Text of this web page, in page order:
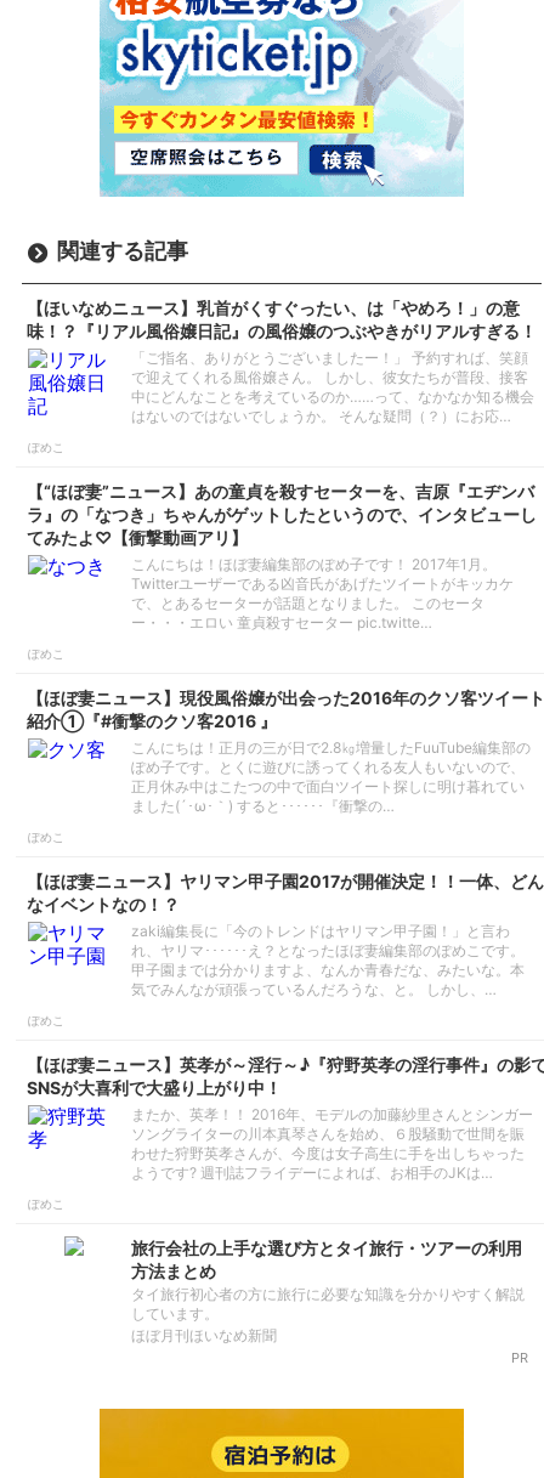
関連する記事
【ほいなめニュース】乳首がくすぐったい、は「やめろ！」の意
味！？『リアル風俗嬢日記』の風俗嬢のつぶやきがリアルすぎる！
「ご指名、ありがとうございましたー！」 予約すれば、笑顔
で迎えてくれる風俗嬢さん。 しかし、彼女たちが普段、接客
中にどんなことを考えているのか……って、なかなか知る機会
はないのではないでしょうか。 そんな疑問（？）にお応…
ぽめこ
【“ほぼ妻”ニュース】あの童貞を殺すセーターを、吉原『エヂンバ
ラ』の「なつき」ちゃんがゲットしたというので、インタビューし
てみたよ♡【衝撃動画アリ】
こんにちは！ほぼ妻編集部のぽめ子です！ 2017年1月。
Twitterユーザーである凶音氏があげたツイートがキッカケ
で、とあるセーターが話題となりました。 このセータ
ー・・・エロい 童貞殺すセーター pic.twitte…
ぽめこ
【ほぼ妻ニュース】現役風俗嬢が出会った2016年のクソ客ツイート
紹介①『#衝撃のクソ客2016 』
こんにちは！正月の三が日で2.8㎏増量したFuuTube編集部の
ぽめ子です。とくに遊びに誘ってくれる友人もいないので、
正月休み中はこたつの中で面白ツイート探しに明け暮れてい
ました(´･ω･｀) すると･･････『衝撃の…
ぽめこ
【ほぼ妻ニュース】ヤリマン甲子園2017が開催決定！！一体、どん
なイベントなの！？
zaki編集長に「今のトレンドはヤリマン甲子園！」と言わ
れ、ヤリマ･･････え？となったほぼ妻編集部のぽめこです。
甲子園までは分かりますよ、なんか青春だな、みたいな。本
気でみんなが頑張っているんだろうな、と。 しかし、…
ぽめこ
【ほぼ妻ニュース】英孝が～淫行～♪『狩野英孝の淫行事件』の影
SNSが大喜利で大盛り上がり中！
またか、英孝！！ 2016年、モデルの加藤紗里さんとシンガー
ソングライターの川本真琴さんを始め、６股騒動で世間を賑
わせた狩野英孝さんが、今度は女子高生に手を出しちゃった
ようです? 週刊誌フライデーによれば、お相手のJKは…
ぽめこ
旅行会社の上手な選び方とタイ旅行・ツアーの利用
方法まとめ
タイ旅行初心者の方に旅行に必要な知識を分かりやすく解説
しています。
ほぼ月刊ほいなめ新聞
PR